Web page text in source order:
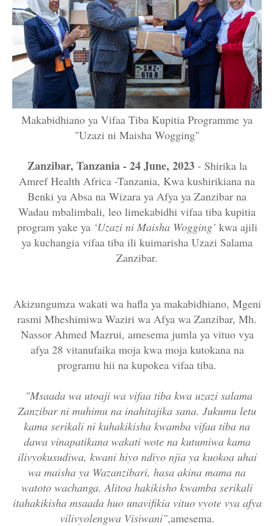
Makabidhiano ya Vifaa Tiba Kupitia Programme ya
"Uzazi ni Maisha Wogging"
Zanzibar, Tanzania - 24 June, 2023 - Shirika la
Amref Health Africa -Tanzania, Kwa kushirikiana na
Benki ya Absa na Wizara ya Afya ya Zanzibar na
Wadau mbalimbali, leo limekabidhi vifaa tiba kupitia
program yake ya ‘Uzazi ni Maisha Wogging’ kwa ajili
ya kuchangia vifaa tiba ili kuimarisha Uzazi Salama
Zanzibar.
Akizungumza wakati wa hafla ya makabidhiano, Mgeni
rasmi Mheshimiwa Waziri wa Afya wa Zanzibar, Mh.
Nassor Ahmed Mazrui, amesema jumla ya vituo vya
afya 28 vitanufaika moja kwa moja kutokana na
programu hii na kupokea vifaa tiba.
"Msaada wa utoaji wa vifaa tiba kwa uzazi salama
Zanzibar ni muhimu na inahitajika sana. Jukumu letu
kama serikali ni kuhakikisha kwamba vifaa tiba na
dawa vinapatikana wakati wote na kutumiwa kama
ilivyokusudiwa, kwani hiyo ndiyo njia ya kuokoa uhai
wa maisha ya Wazanzibari, hasa akina mama na
watoto wachanga. Alitoa hakikisho kwamba serikali
itahakikisha msaada huo unavifikia vituo vyote vya afya
vilivyolengwa Visiwani",amesema.